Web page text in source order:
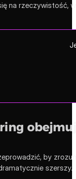
na rzeczywistość,
by
szerszy.